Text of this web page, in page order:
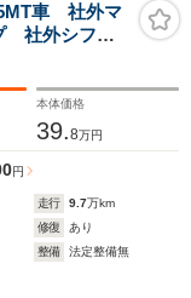
車 社外マ
社外シフト
ドライト
年4月
本体価格
39.8万円
円
走行 9.7万km
修復
あり
整備
法定整備無